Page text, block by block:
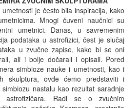
je često bila inspiracija, kako
Mnogi čuveni naučnici su
umetnici. Danas, u savremenim
podataka u astrofizici, čest je slučaj
u zvučne zapise, kako bi se oni
ali i bolje dočarali i opisali. Pored
simbioze nauke i umetnosti, kao i
skulptura, ovde ćemo predstaviti i
nastalu kao rezultat saradnje
astrofizičara. Radi se o zvučnim